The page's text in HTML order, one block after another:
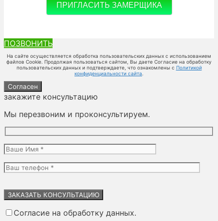
ПРИГЛАСИТЬ ЗАМЕРЩИКА
ПОЗВОНИТЬ
На сайте осуществляется обработка пользовательских данных с использованием
файлов Cookie. Продолжая пользоваться сайтом, Вы даете Согласие на обработку
пользовательских данных и подтверждаете, что ознакомлены с Политикой
конфиденциальности сайта
Согласен
закажите консультацию
Мы перезвоним и проконсультируем.
это
пустым.
Согласие на обработку данных.